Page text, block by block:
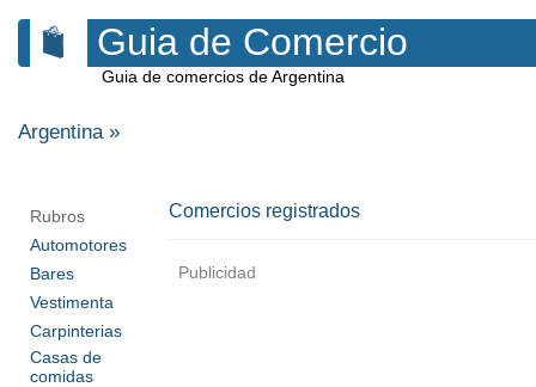
Guia de Comercio
Guia de comercios de Argentina
Argentina»
Rubros
Automotores
Bares
Vestimenta
Carpinterias
Casas de
comidas
Comercios registrados
Publicidad